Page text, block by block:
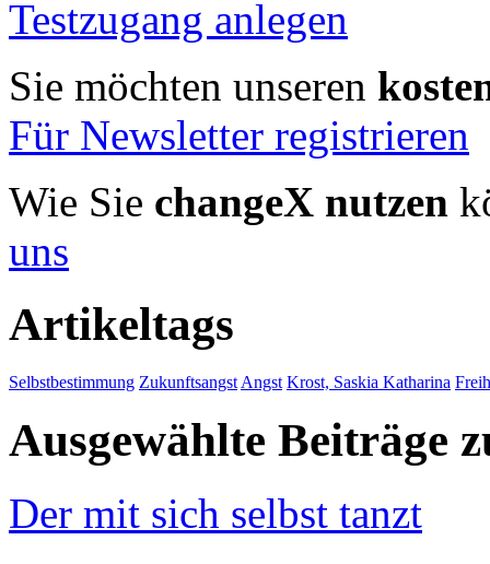
Testzugang anlegen
Sie möchten unseren
Für Newsletter registrieren
Wie Sie changeX nutzen
uns
Artikeltags
Selbstbestimmung Zukunftsangst Angst Krost, Saskia Katharina
Ausgewählte Beiträge
Der mit sich selbst tanzt